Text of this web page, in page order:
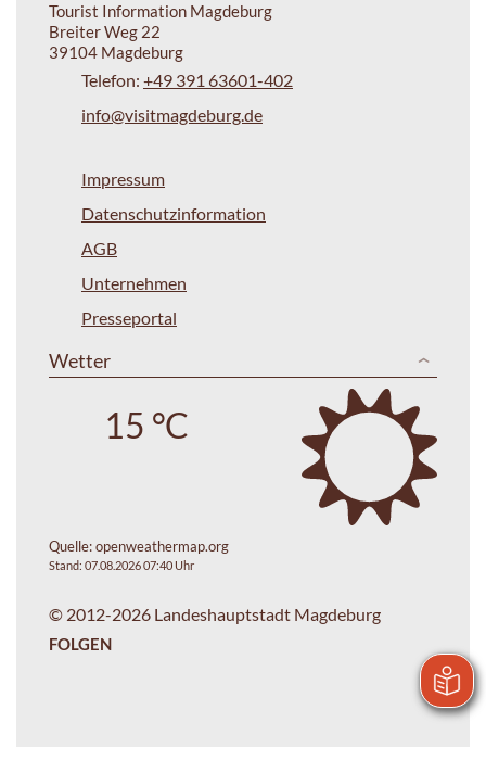
Tourist Information Magdeburg
Breiter Weg 22
39104 Magdeburg
Telefon: +49 391 63601-402
info@visitmagdeburg.de
Impressum
Datenschutzinformation
AGB
Unternehmen
Presseportal
Wetter
15 °C
Quelle:openweathermap.org
Stand: 07.08.2026 07:40 Uhr
© 2012-2026 Landeshauptstadt Magdeburg
FOLGEN